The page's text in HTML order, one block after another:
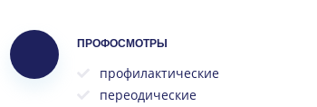
ПРОФОСМОТРЫ
профилактические
переодические